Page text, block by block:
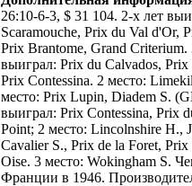
26:10-6-3, $ 31 104. 2-х лет
Scaramouche, Prix du Val d'Or,
Prix Brantome, Grand Criterium.
выиграл: Prix du Calvados, Prix
Prix Contessina. 2 место:
место: Prix Lupin, Diadem S.
выиграл: Prix Contessina, Prix
Point; 2 место: Lincolnshire H.,
Cavalier S., Prix de la Foret, Prix
Oise. 3 место: Wokingham S.
Франции в 1946.